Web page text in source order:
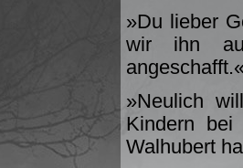
»Du lieber
wir ihn
»Neulich
Kindern
Walhubert